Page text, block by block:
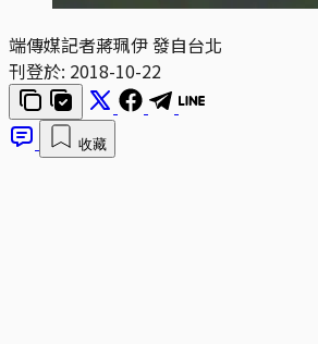
端傳媒記者蔣珮伊 發自台北
刊登於: 2018-10-22
收藏